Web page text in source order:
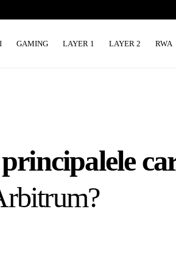
GAMING LAYER 1 LAYER 2 RWA